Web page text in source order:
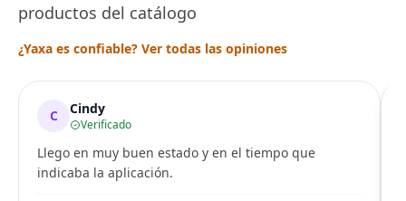
productos del catálogo
¿Yaxa es confiable? Ver todas las opiniones
C Cindy
Verificado
Llego en muy buen estado y en el tiempo que
indicaba la aplicación.